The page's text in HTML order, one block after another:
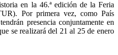
en la 46.ª edición de la Feria
Por primera vez, como País
presencia conjuntamente en
se realizará del 21 al 25 de enero